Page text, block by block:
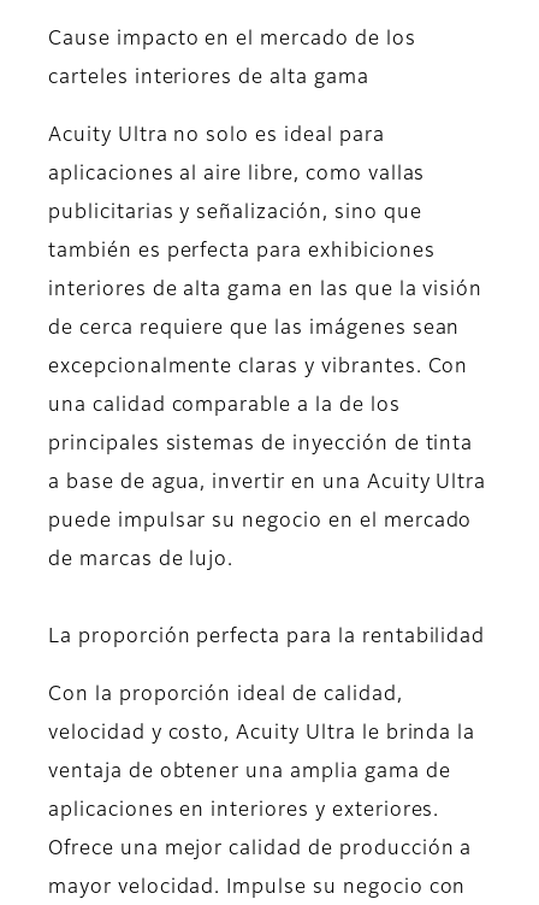
Cause impacto en el mercado de los
carteles interiores de alta gama
Acuity Ultra no solo es ideal para
aplicaciones al aire libre, como vallas
publicitarias y señalización, sino que
también es perfecta para exhibiciones
interiores de alta gama en las que la visión
de cerca requiere que las imágenes sean
excepcionalmente claras y vibrantes. Con
una calidad comparable a la de los
principales sistemas de inyección de tinta
a base de agua, invertir en una Acuity Ultra
puede impulsar su negocio en el mercado
de marcas de lujo.
La proporción perfecta para la rentabilidad
Con la proporción ideal de calidad,
velocidad y costo, Acuity Ultra le brinda la
ventaja de obtener una amplia gama de
aplicaciones en interiores y exteriores.
Ofrece una mejor calidad de producción a
mayor velocidad. Impulse su negocio con